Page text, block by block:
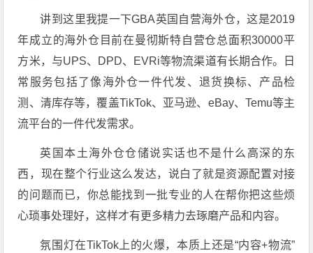
讲到这里我提一下GBA英国自营海外仓，这是2019
年成立的海外仓目前在曼彻斯特自营仓总面积30000平
方米，与UPS、DPD、EVRi等物流渠道有长期合作。日
常服务包括了像海外仓一件代发、退货换标、产品检
测、清库存等，覆盖TikTok、亚马逊、eBay、Temu等主
流平台的一件代发需求。
英国本土海外仓仓储说实话也不是什么高深的东
西，现在整个行业这么发达，说白了就是资源配置对接
的问题而已，你总能找到一批专业的人在帮你把这些烦
心琐事处理好，这样才有更多精力去琢磨产品和内容。
氛围灯在TikTok上的火爆，本质上还是“内容+物流”